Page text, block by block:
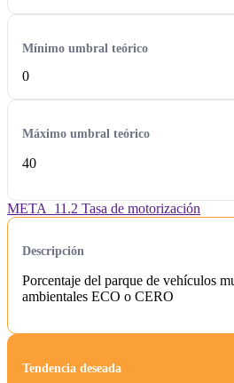
Mínimo umbral teórico
0
Máximo umbral teórico
40
META_11.2 Tasa de motorización
Descripción
Porcentaje del parque de vehículos
ambientales ECO o CERO
Tendencia deseada